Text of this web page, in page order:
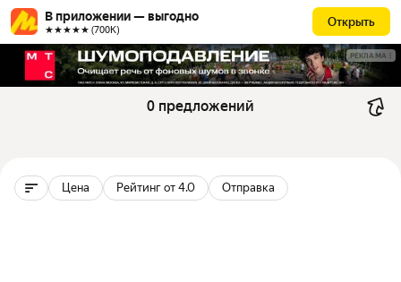
В приложении — выгодно
★★★★★ (700К)
Открыть
РЕКЛАМА
0 предложений
Цена Рейтинг от 4.0 Отправка